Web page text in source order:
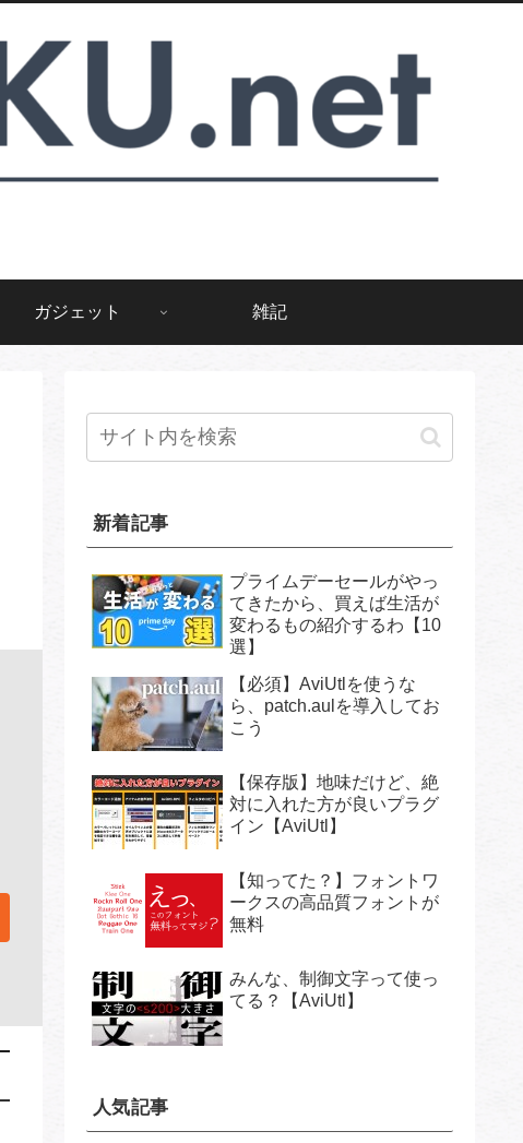
ガジェット 雑記
新着記事
プライムデーセールがやっ
てきたから、買えば生活が
変わるもの紹介するわ【10
選】
【必須】AviUtlを使うな
ら、patch.aulを導入してお
こう
【保存版】地味だけど、絶
対に入れた方が良いプラグ
イン【AviUtl】
【知ってた？】フォントワ
ークスの高品質フォントが
無料
みんな、制御文字って使っ
てる？【AviUtl】
人気記事